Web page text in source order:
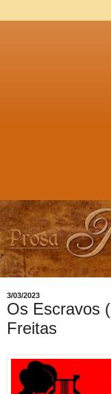
3/03/2023
Os Escravos
Freitas